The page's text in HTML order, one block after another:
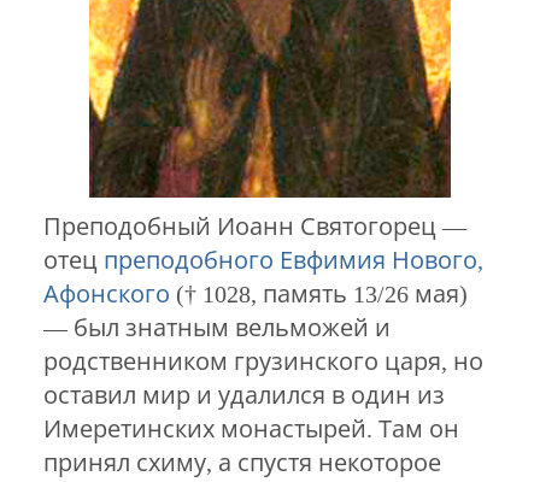
Преподобный Иоанн Святогорец —
отец преподобного Евфимия Нового,
Афонского († 1028, память 13/26 мая)
— был знатным вельможей и
родственником грузинского царя, но
оставил мир и удалился в один из
Имеретинских монастырей. Там он
принял схиму, а спустя некоторое